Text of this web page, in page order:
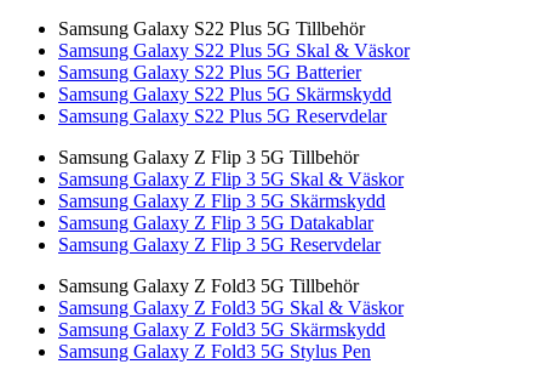
Samsung Galaxy S22 Plus 5G Tillbehör
Samsung Galaxy S22 Plus 5G Skal & Väskor
Samsung Galaxy S22 Plus 5G Batterier
Samsung Galaxy S22 Plus 5G Skärmskydd
Samsung Galaxy S22 Plus 5G Reservdelar
Samsung Galaxy Z Flip 3 5G Tillbehör
Samsung Galaxy Z Flip 3 5G Skal & Väskor
Samsung Galaxy Z Flip 3 5G Skärmskydd
Samsung Galaxy Z Flip 3 5G Datakablar
Samsung Galaxy Z Flip 3 5G Reservdelar
Samsung Galaxy Z Fold3 5G Tillbehör
Samsung Galaxy Z Fold3 5G Skal & Väskor
Samsung Galaxy Z Fold3 5G Skärmskydd
Samsung Galaxy Z Fold3 5G Stylus Pen